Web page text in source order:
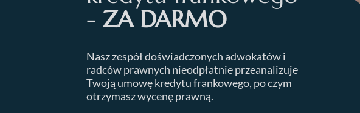
- ZA DARMO
Nasz zespół doświadczonych adwokatów i
radców prawnych nieodpłatnie przeanalizuje
Twoją umowę kredytu frankowego, po czym
otrzymasz wycenę prawną.